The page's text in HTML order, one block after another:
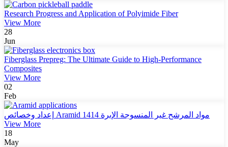
Research Progress and Application of Polyimide Fiber
View More
28
Jun
Fiberglass Prepreg: The Ultimate Guide to High-Performance
Composites
View More
02
Feb
إعداد وخصائص Aramid 1414 مواد المرشح غير المنسوجة الإبرة
View More
18
May